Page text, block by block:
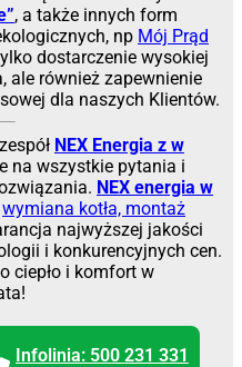
, a także innych form
np Mój Prąd
dostarczenie wysokiej
ale również zapewnienie
dla naszych Klientów.
NEX Energia z w
na wszystkie pytania i
NEX energia w
wymiana kotła, montaż
najwyższej jakości
i konkurencyjnych cen.
ciepło i komfort w
Infolinia: 500 231 331